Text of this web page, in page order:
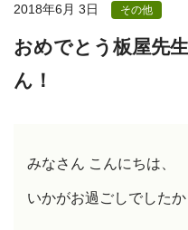
2018年6月 3日 その他
おめでとう板屋先
ん！
みなさん こんにちは、
いかがお過ごしでしたか